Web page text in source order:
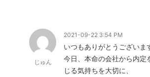
じゅん
2021-09-22 3:54 PM
いつもありがとうございま
今日、本命の会社から内定
じる気持ちを大切に、